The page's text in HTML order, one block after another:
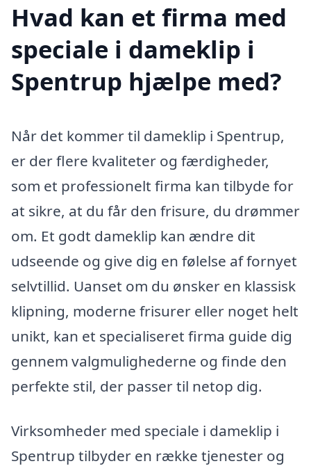
Hvad kan et firma med
speciale i dameklip i
Spentrup hjælpe med?
Når det kommer til dameklip i Spentrup,
er der flere kvaliteter og færdigheder,
som et professionelt firma kan tilbyde for
at sikre, at du får den frisure, du drømmer
om. Et godt dameklip kan ændre dit
udseende og give dig en følelse af fornyet
selvtillid. Uanset om du ønsker en klassisk
klipning, moderne frisurer eller noget helt
unikt, kan et specialiseret firma guide dig
gennem valgmulighederne og finde den
perfekte stil, der passer til netop dig.
Virksomheder med speciale i dameklip i
Spentrup tilbyder en række tjenester og